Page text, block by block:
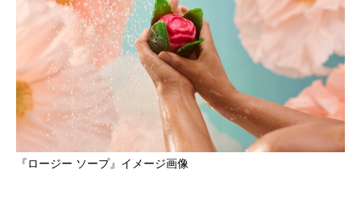
『ロージー ソープ』イメージ画像